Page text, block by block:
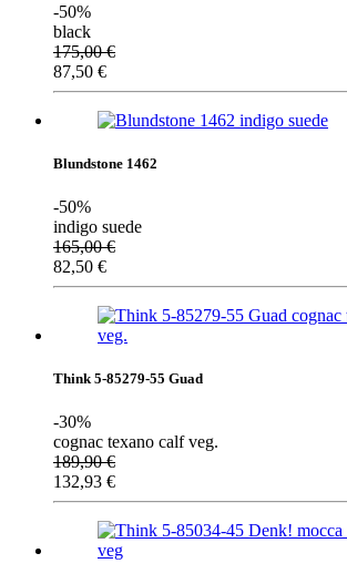
-50%
black
175,00€
87,50 €
Blundstone 1462
-50%
indigo suede
165,00€
82,50 €
Think 5-85279-55 Guad
-30%
cognac texano calf veg.
189,90€
132,93 €